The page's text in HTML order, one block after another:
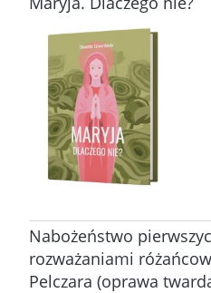
Nabożeństwo
rozważaniami
Pelczara (oprawa